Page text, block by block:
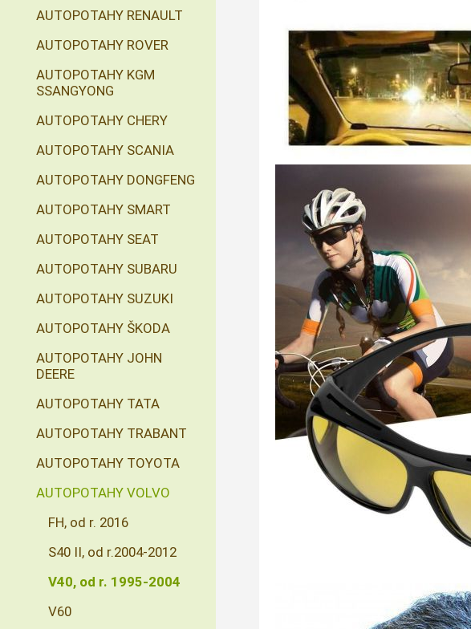
AUTOPOTAHY RENAULT
AUTOPOTAHY ROVER
AUTOPOTAHY KGM
SSANGYONG
AUTOPOTAHY CHERY
AUTOPOTAHY SCANIA
AUTOPOTAHY DONGFENG
AUTOPOTAHY SMART
AUTOPOTAHY SEAT
AUTOPOTAHY SUBARU
AUTOPOTAHY SUZUKI
AUTOPOTAHY ŠKODA
AUTOPOTAHY JOHN
DEERE
AUTOPOTAHY TATA
AUTOPOTAHY TRABANT
AUTOPOTAHY TOYOTA
AUTOPOTAHY VOLVO
FH, od r. 2016
S40 II, od r.2004-2012
V40, od r. 1995-2004
V60